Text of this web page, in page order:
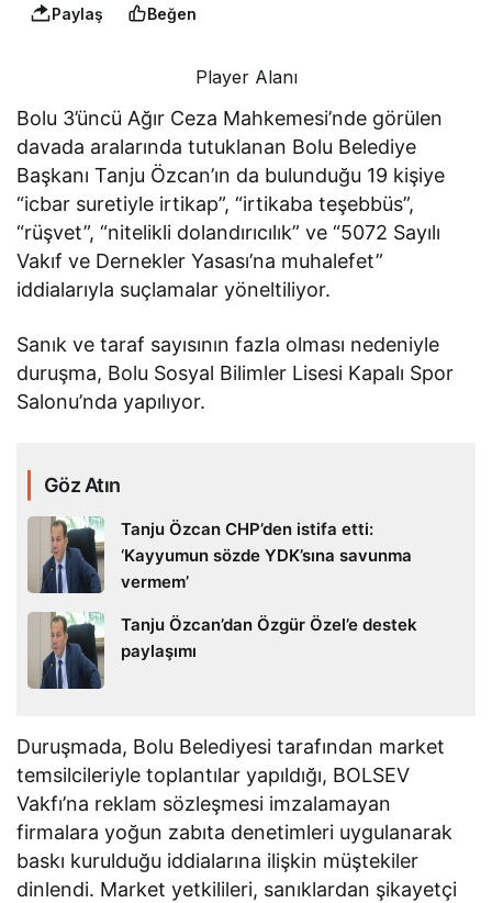
Paylaş Beğen
Player Alanı
Bolu 3’üncü Ağır Ceza Mahkemesi’nde görülen
davada aralarında tutuklanan Bolu Belediye
Başkanı Tanju Özcan’ın da bulunduğu 19 kişiye
“icbar suretiyle irtikap”, “irtikaba teşebbüs”,
“rüşvet”, “nitelikli dolandırıcılık” ve “5072 Sayılı
Vakıf ve Dernekler Yasası’na muhalefet”
iddialarıyla suçlamalar yöneltiliyor.
Sanık ve taraf sayısının fazla olması nedeniyle
duruşma, Bolu Sosyal Bilimler Lisesi Kapalı Spor
Salonu’nda yapılıyor.
Göz Atın
Tanju Özcan CHP’den istifa etti:
‘Kayyumun sözde YDK’sına savunma
vermem’
Tanju Özcan’dan Özgür Özel’e destek
paylaşımı
Duruşmada, Bolu Belediyesi tarafından market
temsilcileriyle toplantılar yapıldığı, BOLSEV
Vakfı’na reklam sözleşmesi imzalamayan
firmalara yoğun zabıta denetimleri uygulanarak
baskı kurulduğu iddialarına ilişkin müştekiler
dinlendi. Market yetkilileri, sanıklardan şikayetçi